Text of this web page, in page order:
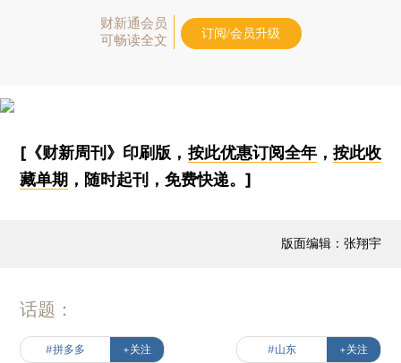
财新通会员
可畅读全文
订阅/会员升级
[《财新周刊》印刷版， 按此优惠订阅全年， 按此收
藏单期 ，随时起刊，免费快递。]
版面编辑：张翔宇
话题：
#拼多多 +关注 #山东 +关注